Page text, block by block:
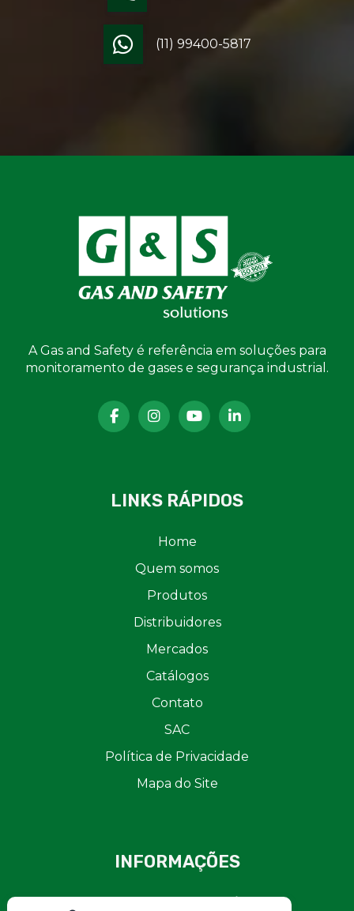
(11) 99400-5817
A Gas and Safety é referência em soluções para
monitoramento de gases e segurança industrial.
LINKS RÁPIDOS
Home
Quem somos
Produtos
Distribuidores
Mercados
Catálogos
Contato
SAC
Política de Privacidade
Mapa do Site
INFORMAÇÕES
Gas and Safety Solutions